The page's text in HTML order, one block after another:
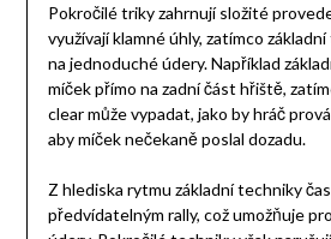
Pokročilé triky zahrnují složité
využívají klamné úhly, zatímco
na jednoduché údery. Například
míček přímo na zadní část hřiště,
clear může vypadat, jako by hráč
aby míček nečekaně poslal dozadu.
Z hlediska rytmu základní techniky
předvídatelným rally, což umožňuje